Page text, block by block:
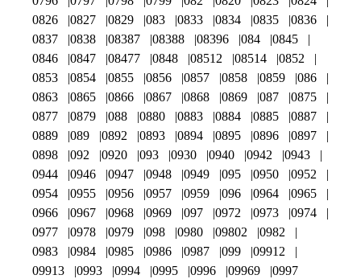
0826
0827 0829 083 0833 0834 0835
0836
0837
0838 08387 08388 08396 084
0845
0846
0847 08477 0848 08512 08514
0852
0853
0854 0855 0856 0857 0858 0859
086
0863
0865 0866 0867 0868 0869 087
0875
0877
0879 088 0880 0883 0884 0885
0887
0889
089 0892 0893 0894 0895 0896
0897
0898
092 0920 093 0930 0940 0942
0943
0944
0946 0947 0948 0949 095 0950
0952
0954
0955 0956 0957 0959 096 0964
0965
0966
0967 0968 0969 097 0972 0973
0974
0977
0978 0979 098 0980 09802
0982
0983
0984 0985 0986 0987 099
09912
09913
0993 0994 0995 0996 09969 0997